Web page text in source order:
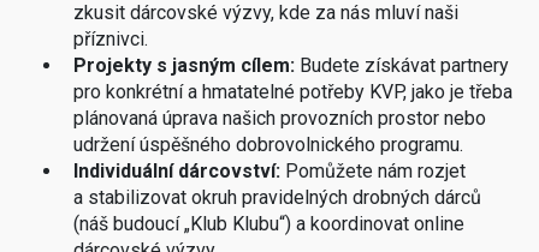
zkusit dárcovské výzvy, kde za nás mluví naši
příznivci.
Projekty s jasným cílem:Budete získávat partnery
pro konkrétní a hmatatelné potřeby KVP, jako je třeba
plánovaná úprava našich provozních prostor nebo
udržení úspěšného dobrovolnického programu.
Individuální dárcovství:Pomůžete nám rozjet
a stabilizovat okruh pravidelných drobných dárců
(náš budoucí „Klub Klubu“) a koordinovat online